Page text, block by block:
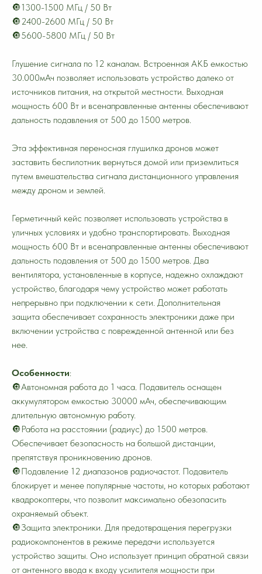
🔘1300-1500 МГц / 50 Вт
🔘2400-2600 МГц / 50 Вт
🔘5600-5800 МГц / 50 Вт
Глушение сигнала по 12 каналам. Встроенная АКБ емкостью
30.000мАч позволяет использовать устройство далеко от
источников питания, на открытой местности. Выходная
мощность 600 Вт и всенаправленные антенны обеспечивают
дальность подавления от 500 до 1500 метров.
Эта эффективная переносная глушилка дронов может
заставить беспилотник вернуться домой или приземлиться
путем вмешательства сигнала дистанционного управления
между дроном и землей.
Герметичный кейс позволяет использовать устройства в
уличных условиях и удобно транспортировать. Выходная
мощность 600 Вт и всенаправленные антенны обеспечивают
дальность подавления от 500 до 1500 метров. Два
вентилятора, установленные в корпусе, надежно охлаждают
устройство, благодаря чему устройство может работать
непрерывно при подключении к сети. Дополнительная
защита обеспечивает сохранность электроники даже при
включении устройства с поврежденной антенной или без
нее.
Особенности:
🔘Автономная работа до 1 часа. Подавитель оснащен
аккумулятором емкостью 30000 мАч, обеспечивающим
длительную автономную работу.
🔘Работа на расстоянии (радиус) до 1500 метров.
Обеспечивает безопасность на большой дистанции,
препятствуя проникновению дронов.
🔘Подавление 12 диапазонов радиочастот. Подавитель
блокирует и менее популярные частоты, но которых работают
квадрокоптеры, что позволит максимально обезопасить
охраняемый объект.
🔘Защита электроники. Для предотвращения перегрузки
радиокомпонентов в режиме передачи используется
устройство защиты. Оно использует принцип обратной связи
от антенного ввода к входу усилителя мощности при